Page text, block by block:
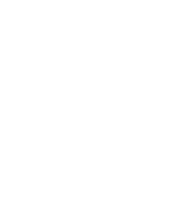
falta, informo
mais contribuições